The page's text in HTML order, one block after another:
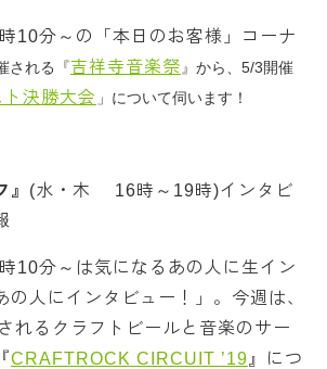
10分～の「本日のお客様」コーナ
される『吉祥寺音楽祭 』から、5/3開催
決勝大会 」について伺います！
』 (水・木 16時～19時)インタビ
10分～は気になるあの人に生イン
の人にインタビュー！」。今週は、
れるクラフトビールと音楽のサー
CRAFTROCK CIRCUIT ’19 』につ